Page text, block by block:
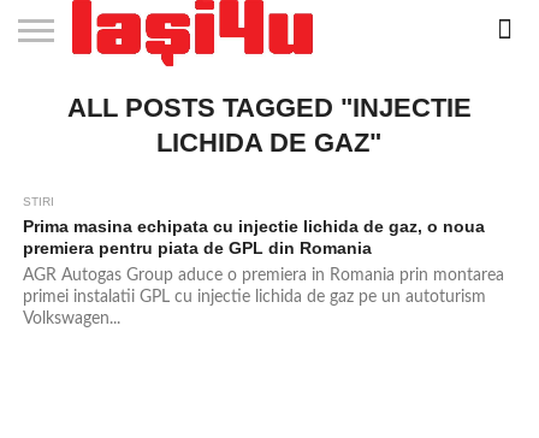
STIRI
APARTAMENTE
NOI IASI
STIRI
IASI
JOBS
FILME
CLUBURI /
DISCOTECI
BARURI /
CAFENELE
SALI DE
FORTA
SALOANE DE
INFRUMUSETARE
AGENTII
DE
RESTAURANTE
IN IASI
PIZZA
PISCINA
IN IASI
FLORARII
RADIO
LIVE
SPALATORII
AUTO
TRACTARI
AUTO
TAXI
CINEMA
TEATRU
HOTELURI
TEREN
SPORTIV
TEREN
TENIS
FARMACII
NON
COFFEE-
TO-GO
FIRME DE
PUBLICITATE
RENT
ALL POSTS TAGGED "INJECTIE
LICHIDA DE GAZ"
STIRI
Prima masina echipata cu injectie lichida de gaz, o noua
premiera pentru piata de GPL din Romania
AGR Autogas Group aduce o premiera in Romania prin montarea
primei instalatii GPL cu injectie lichida de gaz pe un autoturism
Volkswagen...